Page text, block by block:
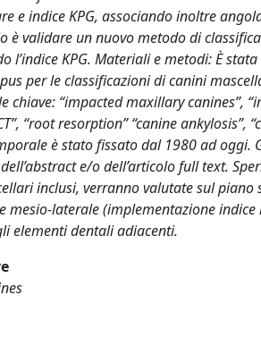
e indice KPG, associando inoltre
è validare un nuovo metodo di
l’indice KPG. Materiali e metodi: È
per le classificazioni di canini
chiave: “impacted maxillary canines”,
“root resorption” “canine
è stato fissato dal 1980 ad
e/o dell’articolo full text.
inclusi, verranno valutate sul piano
mesio-laterale (implementazione
elementi dentali adiacenti.